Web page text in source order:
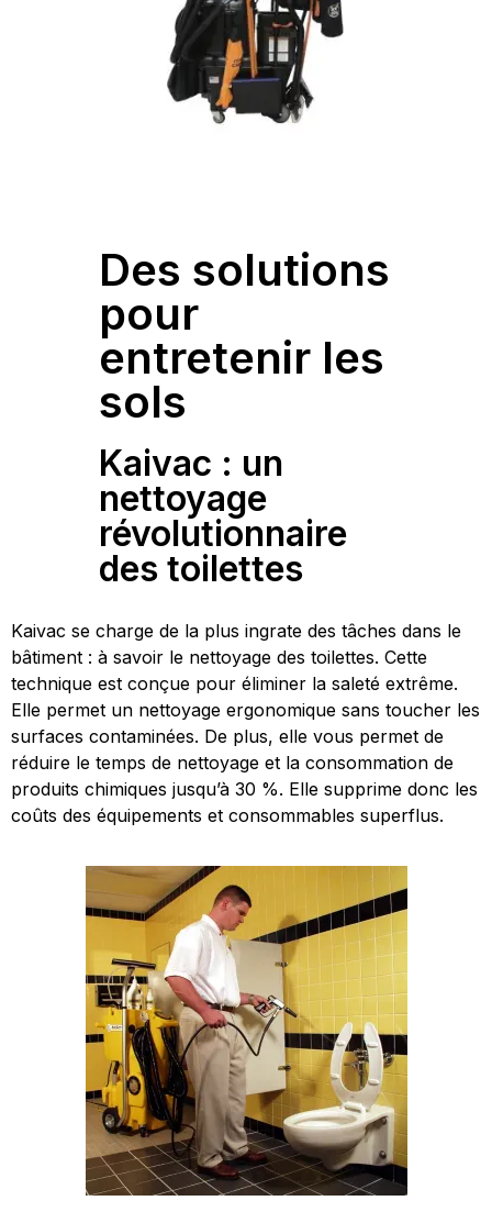
Des solutions
pour
entretenir les
sols
Kaivac : un
nettoyage
révolutionnaire
des toilettes
Kaivac se charge de la plus ingrate des tâches dans le
bâtiment : à savoir le nettoyage des toilettes. Cette
technique est conçue pour éliminer la saleté extrême.
Elle permet un nettoyage ergonomique sans toucher les
surfaces contaminées. De plus, elle vous permet de
réduire le temps de nettoyage et la consommation de
produits chimiques jusqu’à 30 %. Elle supprime donc les
coûts des équipements et consommables superflus.